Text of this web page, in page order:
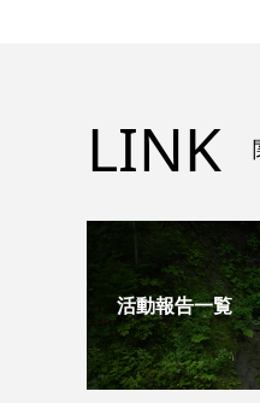
LINK
活動報告一覧